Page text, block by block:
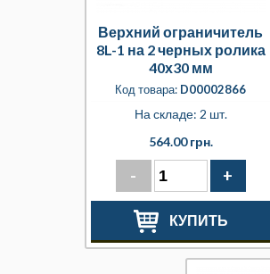
Верхний ограничитель
8L-1 на 2 черных ролика
40х30 мм
Код товара: D00002866
На складе: 2 шт.
564.00 грн.
- +
КУПИТЬ